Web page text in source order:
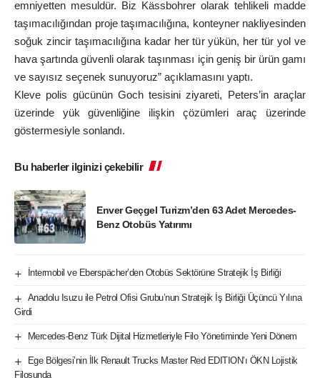
emniyetten mesuldür. Biz Kässbohrer olarak tehlikeli madde
taşımacılığından proje taşımacılığına, konteyner nakliyesinden
soğuk zincir taşımacılığına kadar her tür yükün, her tür yol ve
hava şartında güvenli olarak taşınması için geniş bir ürün gamı
ve sayısız seçenek sunuyoruz” açıklamasını yaptı.
Kleve polis gücünün Goch tesisini ziyareti, Peters’in araçlar
üzerinde yük güvenliğine ilişkin çözümleri araç üzerinde
göstermesiyle sonlandı.
Bu haberler ilginizi çekebilir
Enver Geçgel Turizm’den 63 Adet Mercedes-
Benz Otobüs Yatırımı
İntermobil ve Eberspächer’den Otobüs Sektörüne Stratejik İş Birliği
Anadolu Isuzu ile Petrol Ofisi Grubu’nun Stratejik İş Birliği Üçüncü Yılına
Girdi
Mercedes-Benz Türk Dijital Hizmetleriyle Filo Yönetiminde Yeni Dönem
Ege Bölgesi’nin İlk Renault Trucks Master Red EDITION’ı ÖKN Lojistik
Filosunda